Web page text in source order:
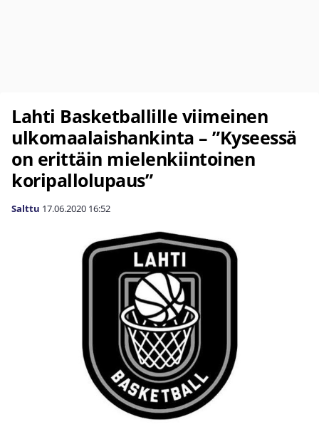
Lahti Basketballille viimeinen
ulkomaalaishankinta – ”Kyseessä
on erittäin mielenkiintoinen
koripallolupaus”
Salttu 17.06.2020 16:52